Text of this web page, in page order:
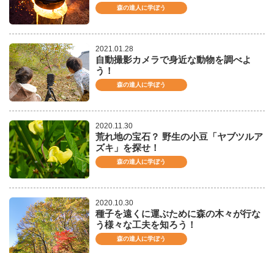
森の達人に学ぼう
2021.01.28
自動撮影カメラで身近な動物を調べよ
う！
森の達人に学ぼう
2020.11.30
荒れ地の宝石？ 野生の小豆「ヤブツルア
ズキ」を探せ！
森の達人に学ぼう
2020.10.30
種子を遠くに運ぶために森の木々が行な
う様々な工夫を知ろう！
森の達人に学ぼう